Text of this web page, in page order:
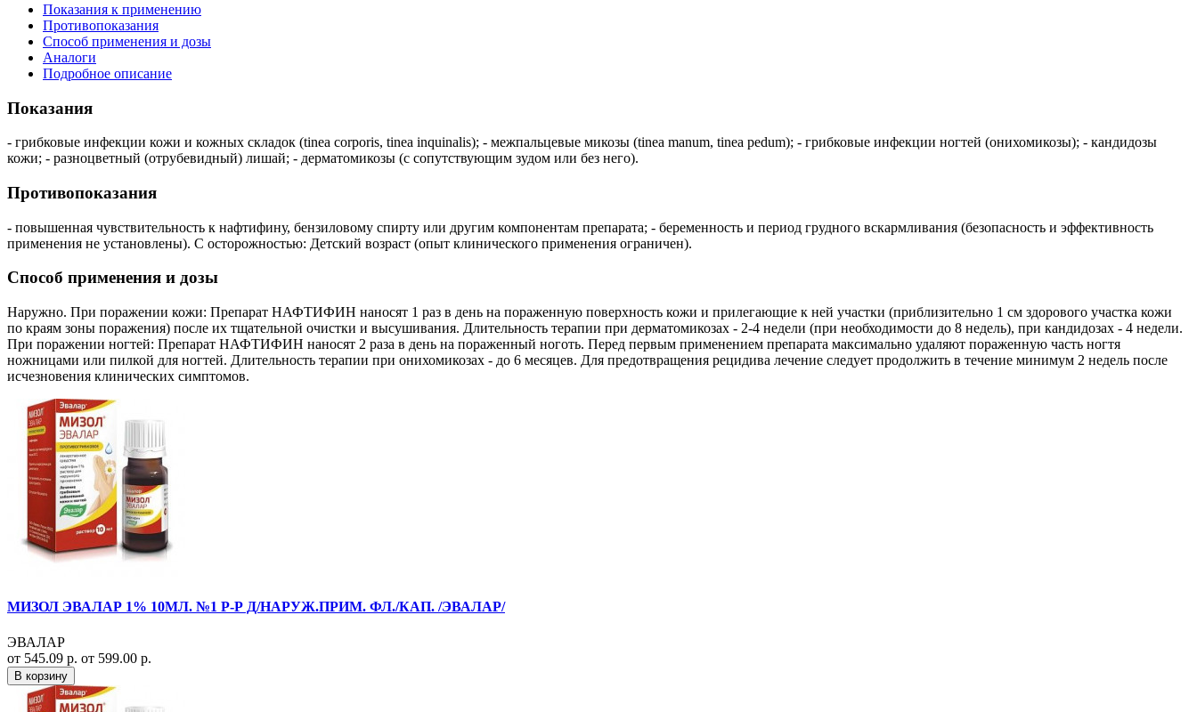
Показания к применению
Противопоказания
Способ применения и дозы
Аналоги
Подробное описание
Показания
- грибковые инфекции кожи и кожных складок (tinea corporis, tinea inquinalis); - межпальцевые микозы (tinea manum, tinea pedum); - грибковые инфекции ногтей (онихомикозы); - кандидозы
кожи; - разноцветный (отрубевидный) лишай; - дерматомикозы (с сопутствующим зудом или без него).
Противопоказания
- повышенная чувствительность к нафтифину, бензиловому спирту или другим компонентам препарата; - беременность и период грудного вскармливания (безопасность и эффективность
применения не установлены). С осторожностью: Детский возраст (опыт клинического применения ограничен).
Способ применения и дозы
Наружно. При поражении кожи: Препарат НАФТИФИН наносят 1 раз в день на пораженную поверхность кожи и прилегающие к ней участки (приблизительно 1 см здорового участка кожи
по краям зоны поражения) после их тщательной очистки и высушивания. Длительность терапии при дерматомикозах - 2-4 недели (при необходимости до 8 недель), при кандидозах - 4 недели.
При поражении ногтей: Препарат НАФТИФИН наносят 2 раза в день на пораженный ноготь. Перед первым применением препарата максимально удаляют пораженную часть ногтя
ножницами или пилкой для ногтей. Длительность терапии при онихомикозах - до 6 месяцев. Для предотвращения рецидива лечение следует продолжить в течение минимум 2 недель после
исчезновения клинических симптомов.
МИЗОЛ ЭВАЛАР 1% 10МЛ. №1 Р-Р Д/НАРУЖ.ПРИМ. ФЛ./КАП. /ЭВАЛАР/
ЭВАЛАР
от 545.09 р. от 599.00 р.
В корзину